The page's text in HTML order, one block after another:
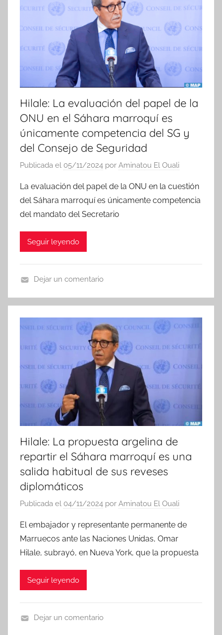
c
a
Hilale: La evaluación del papel de la
ONU en el Sáhara marroquí es
únicamente competencia del SG y
del Consejo de Seguridad
Publicada el 05/11/2024 por Aminatou El Ouali
La evaluación del papel de la ONU en la cuestión
del Sáhara marroquí es únicamente competencia
del mandato del Secretario
Seguir leyendo
o
t
a
s
Dejar un comentario
Hilale: La propuesta argelina de
repartir el Sáhara marroquí es una
salida habitual de sus reveses
diplomáticos
Publicada el 04/11/2024 por Aminatou El Ouali
El embajador y representante permanente de
Marruecos ante las Naciones Unidas, Omar
Hilale, subrayó, en Nueva York, que la propuesta
Seguir leyendo
Dejar un comentario